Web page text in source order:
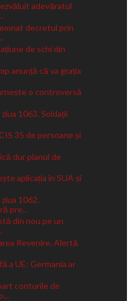
adevăratul
decretul prin
de schi din
anunță că va grația
o controversă
1063. Soldații
35 de persoane și
dur planul de
aplicația în SUA și
1062.
pre...
din nou pe un
Revenire. Alertă
a UE: Germania ar
conturile de